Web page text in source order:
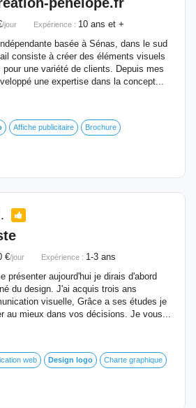
/jour Expérience : 10 ans et +
basée à Sénas, dans le sud
consiste à créer des éléments visuels
une variété de clients. Depuis mes
une expertise dans la concept...
Affiche publicitaire Brochure
€/jour Expérience : 1-3 ans
présenter aujourd'hui je dirais d'abord
du design. J'ai acquis trois ans
visuelle, Grâce a ses études je
au mieux dans vos décisions. Je vous...
web Design logo Charte graphique